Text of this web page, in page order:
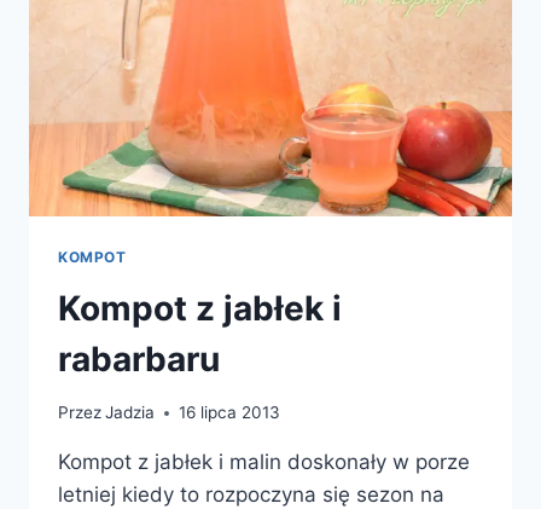
KOMPOT
Kompot z jabłek i
rabarbaru
PrzezJadzia 16 lipca 2013
Kompot z jabłek i malin doskonały w porze
letniej kiedy to rozpoczyna się sezon na